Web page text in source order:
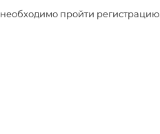
необходимо пройти регистрацию.